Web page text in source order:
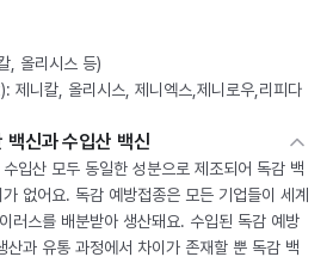
, 올리시스 등)
제니칼, 올리시스, 제니엑스,제니로우,리피다
백신과 수입산 백신
입산 모두 동일한 성분으로 제조되어 독감 백
없어요. 독감 예방접종은 모든 기업들이 세계
러스를 배분받아 생산돼요. 수입된 독감 예방
산과 유통 과정에서 차이가 존재할 뿐 독감 백